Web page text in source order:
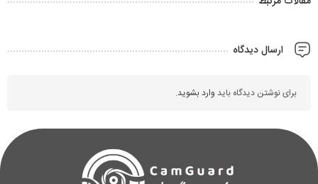
ارسال دیدگاه
برای نوشتن دیدگاه باید وارد بشوید.